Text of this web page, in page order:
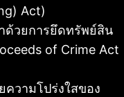
Act)
ด้วยการยึดทรัพย์สิน
of Crime Act
วามโปร่งใสของ